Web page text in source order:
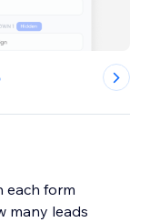
each form
many leads